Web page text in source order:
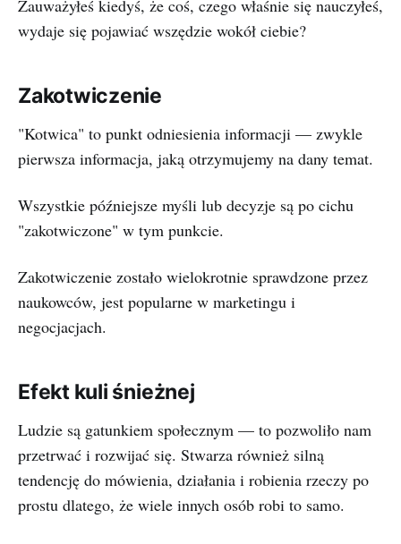
Zauważyłeś kiedyś, że coś, czego właśnie się nauczyłeś,
wydaje się pojawiać wszędzie wokół ciebie?
Zakotwiczenie
"Kotwica" to punkt odniesienia informacji — zwykle
pierwsza informacja, jaką otrzymujemy na dany temat.
Wszystkie późniejsze myśli lub decyzje są po cichu
"zakotwiczone" w tym punkcie.
Zakotwiczenie zostało wielokrotnie sprawdzone przez
naukowców, jest popularne w marketingu i
negocjacjach.
Efekt kuli śnieżnej
Ludzie są gatunkiem społecznym — to pozwoliło nam
przetrwać i rozwijać się. Stwarza również silną
tendencję do mówienia, działania i robienia rzeczy po
prostu dlatego, że wiele innych osób robi to samo.